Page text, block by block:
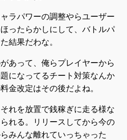
ラパワーの調整やらユーザー
ったらかしにして、バトルパ
結果だわな。
あって、俺らプレイヤーから
になってるチート対策なんか
金改定はその後だよね。
れを放置で銭稼ぎに走る様な
れる。リリースしてから今の
みんな離れていっちゃった